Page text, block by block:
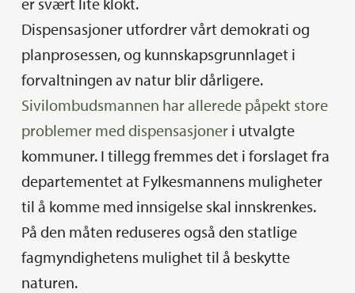
Dispensasjoner utfordrer vårt demokrati og
planprosessen, og kunnskapsgrunnlaget i
forvaltningen av natur blir dårligere.
Sivilombudsmannen har allerede påpekt store
problemer med dispensasjoneri utvalgte
kommuner. I tillegg fremmes det i forslaget fra
departementet at Fylkesmannens muligheter
til å komme med innsigelse skal innskrenkes.
På den måten reduseres også den statlige
fagmyndighetens mulighet til å beskytte
naturen.